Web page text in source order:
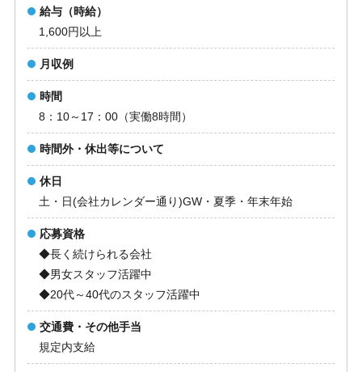
給与（時給）
1,600円以上
月収例
時間
8：10～17：00（実働8時間）
時間外・休出等について
休日
土・日(会社カレンダー通り)GW・夏季・年末年始
応募資格
◆長く続けられる会社
◆男女スタッフ活躍中
◆20代～40代のスタッフ活躍中
交通費・その他手当
規定内支給